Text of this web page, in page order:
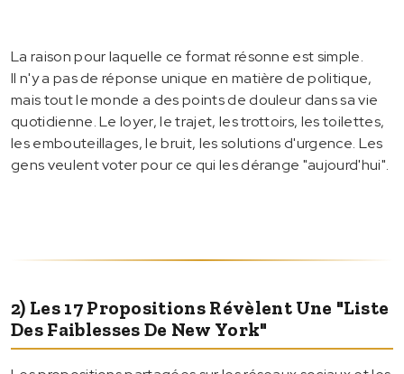
La raison pour laquelle ce format résonne est simple.
Il n'y a pas de réponse unique en matière de politique,
mais tout le monde a des points de douleur dans sa vie
quotidienne. Le loyer, le trajet, les trottoirs, les toilettes,
les embouteillages, le bruit, les solutions d'urgence. Les
gens veulent voter pour ce qui les dérange "aujourd'hui".
2) Les 17 Propositions Révèlent Une "liste
Des Faiblesses De New York"